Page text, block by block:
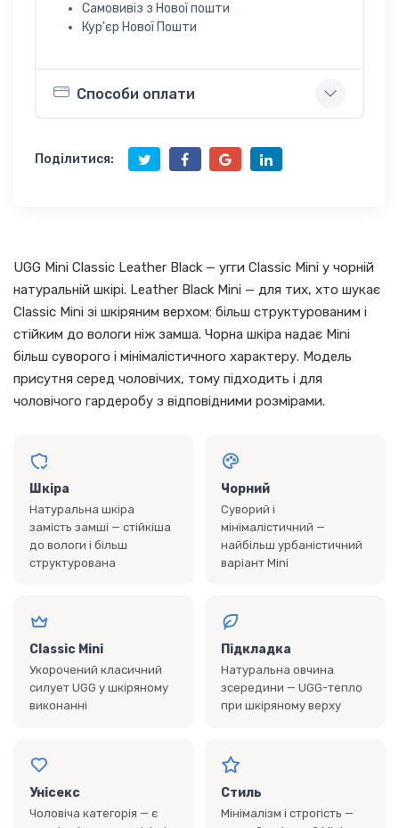
Самовивіз з Нової пошти
Кур'єр Нової Пошти
Способи оплати
Поділитися:
UGG Mini Classic Leather Black — угги Classic Mini у чорній
натуральній шкірі. Leather Black Mini — для тих, хто шукає
Classic Mini зі шкіряним верхом: більш структурованим і
стійким до вологи ніж замша. Чорна шкіра надає Mini
більш суворого і мінімалістичного характеру. Модель
присутня серед чоловічих, тому підходить і для
чоловічого гардеробу з відповідними розмірами.
Шкіра
Натуральна шкіра
замість замші — стійкіша
до вологи і більш
структурована
Чорний
Суворий і
мінімалістичний —
найбільш урбаністичний
варіант Mini
Classic Mini
Укорочений класичний
силует UGG у шкіряному
виконанні
Підкладка
Натуральна овчина
зсередини — UGG-тепло
при шкіряному верху
Унісекс
Чоловіча категорія — є
Стиль
Мінімалізм і строгість —